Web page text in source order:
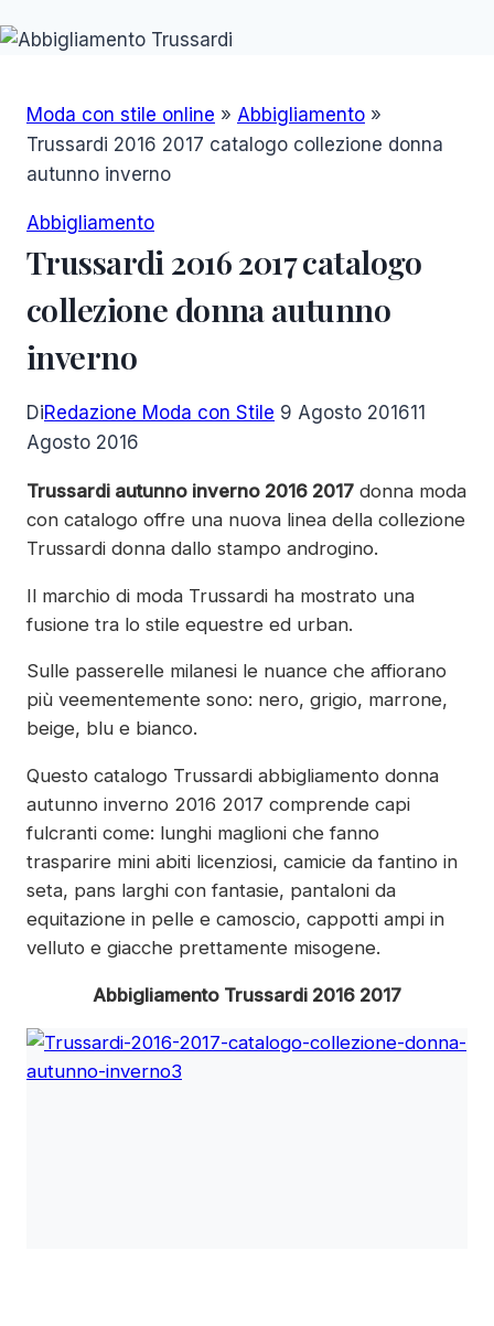
Moda con stile online » Abbigliamento »
Trussardi 2016 2017 catalogo collezione donna
autunno inverno
Abbigliamento
Trussardi 2016 2017 catalogo
collezione donna autunno
inverno
DiRedazione Moda con Stile 9 Agosto 201611
Agosto 2016
Trussardi autunno inverno 2016 2017 donna moda
con catalogo offre una nuova linea della collezione
Trussardi donna dallo stampo androgino.
Il marchio di moda Trussardi ha mostrato una
fusione tra lo stile equestre ed urban.
Sulle passerelle milanesi le nuance che affiorano
più veementemente sono: nero, grigio, marrone,
beige, blu e bianco.
Questo catalogo Trussardi abbigliamento donna
autunno inverno 2016 2017 comprende capi
fulcranti come: lunghi maglioni che fanno
trasparire mini abiti licenziosi, camicie da fantino in
seta, pans larghi con fantasie, pantaloni da
equitazione in pelle e camoscio, cappotti ampi in
velluto e giacche prettamente misogene.
Abbigliamento Trussardi 2016 2017